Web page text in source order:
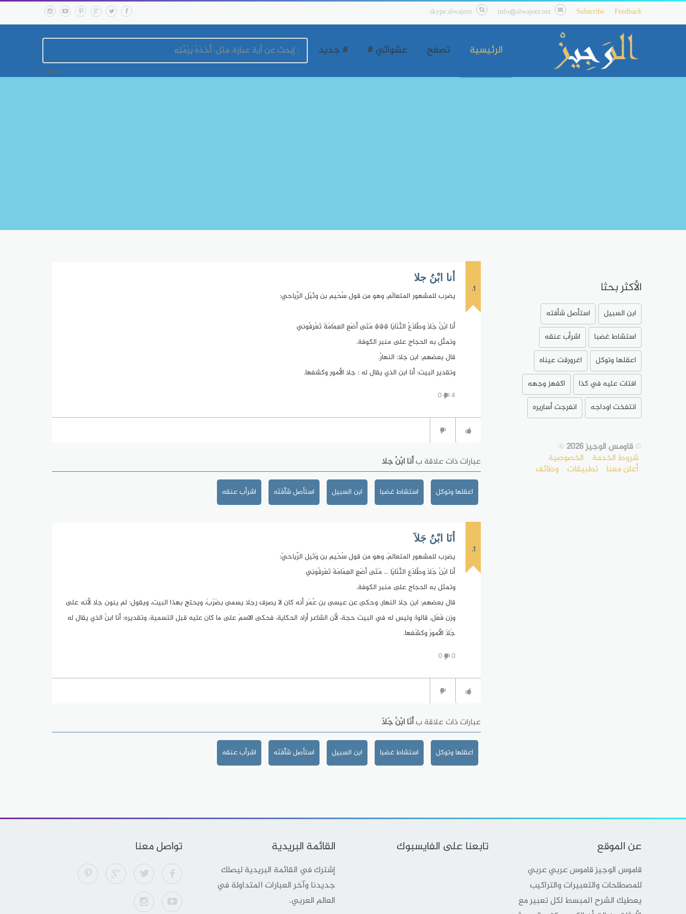
Feedback
Subscribe
info@alwajeez.net
skype.alwajeez
الرئيسية تصفح عشوائي # # جديد
1.
أنا ابْنُ جلا
يضرب للمشهور المتعالَم، وهو من قول سُحَيم بن وثَيْل الرِّياحي:
أنا ابْنُ جَلاَ وطَلاَّعُ الثَّنَايَا *** مَتَى أضَعِ العِمَامَةَ تَعْرِفُوني
وتمثَّل به الحجاج على منبر الكوفة.
قال بعضهم: ابن جلا: النهارُ.
وتقدير البيت: أنا ابن الذي يقال له : جلا الأمور وكشفها.
4
0
عبارات ذات علاقة بأنا ابْنُ جلا
اعقلها وتوكل استشاط غضبا ابن السبيل استأصل شَأْفَتَه اشرأب عنقه
1.
أنَا ابْنُ جَلاَ
يضرب للمشهور المتعالمَ، وهو من قول سُحَيم بن وَثيل الرِّياحيّ:
أنا ابْنُ جَلاَ وطَلاَّع الثَّنَايَا ... مَتَى أضَعِ العِمَامَةَ تَعْرِفُونِي
وتمثل به الحجاج على منبر الكوفة.
قال بعضهم: ابن جلا النهار، وحكى عن عيسى بن عُمَر أنه كان لا يصرف رجلا يسمى بضَرَبَ، ويحتج بهذا البيت، ويقول: لم ينون جلا لأنه على
وزن فَعَل، قالوا: وليس له في البيت حجة، لأن الشاعر أراد الحكاية، فحكى الاسمَ على ما كان عليه قبل التسمية، وتقديره: أنا ابنُ الذي يقال له
جَلاَ الأمورَ وكشَفها.
0
0
عبارات ذات علاقة بأنَا ابْنُ جَلاَ
اعقلها وتوكل استشاط غضبا ابن السبيل استأصل شَأْفَتَه اشرأب عنقه
الأكثر بحثا
ابن السبيل
استأصل شأفته
استشاط غضبا
اشرأب عنقه
اعقلها وتوكل
اغرورقت عيناه
افتات عليه في كذا
اكفهز وجهه
انتفخت اوداجه
انفرجت أساريره
©قاومس الوجيز 2026 ®
شروط الخدمة الخصوصية
أعلن معنا تطبيقات وظائف
عن الموقع
قاموس الوجيز قاموس عربي عربي
للمصطلحات والتعبيرات والتراكيب
يعطيك الشرح المبسط لكل تعبير مع
تابعنا على الفايسبوك القائمة البريدية
إشترك في القائمة البريدية ليصلك
جديدنا وآخر العبارات المتداولة في
العالم العربي.
تواصل معنا